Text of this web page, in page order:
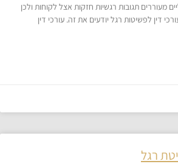
מעוררים תגובות רגשיות חזקות אצל לקוחות ולכן
דין לפשיטות רגל יודעים את זה. עורכי דין
רגל